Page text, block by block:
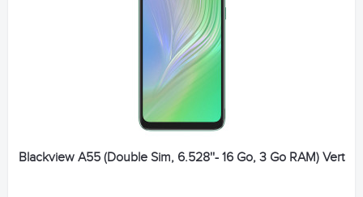
Blackview A55 (Double Sim, 6.528''- 16 Go, 3 Go RAM) Vert